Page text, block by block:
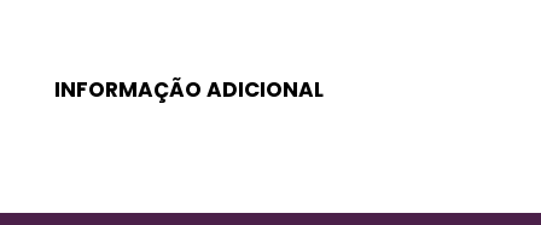
INFORMAÇÃO ADICIONAL